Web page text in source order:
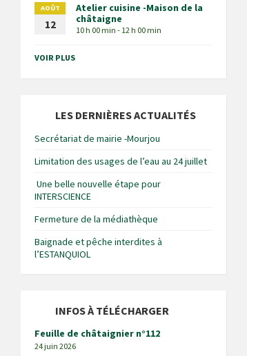
AOÛT
12
Atelier cuisine -Maison de la
châtaigne
10 h 00 min - 12 h 00 min
VOIR PLUS
LES DERNIÈRES ACTUALITÉS
Secrétariat de mairie -Mourjou
Limitation des usages de l’eau au 24 juillet
Une belle nouvelle étape pour
INTERSCIENCE
Fermeture de la médiathèque
Baignade et pêche interdites à
l’ESTANQUIOL
INFOS À TÉLÉCHARGER
Feuille de châtaignier n°112
24 juin 2026